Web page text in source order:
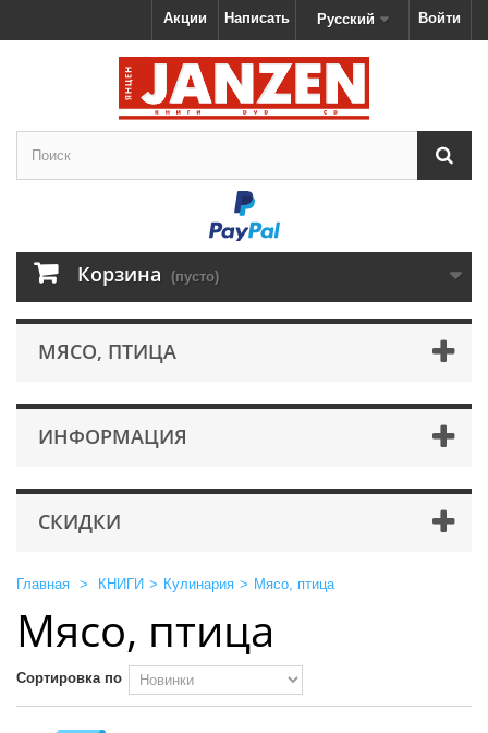
Войти
Русский
Написать
Акции
Корзина (пусто)
МЯСО, ПТИЦА
ИНФОРМАЦИЯ
СКИДКИ
Главная > КНИГИ > Кулинария > Мясо, птица
Мясо, птица
Сортировка по